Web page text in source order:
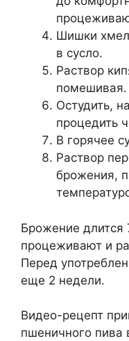
Шишки
в сусло.
Раствор
помешивая.
Остудить,
процедить
В горячее
Раствор
брожения,
Брожение длится
процеживают и
Перед
еще 2 недели.
Видео-рецепт
пшеничного пива